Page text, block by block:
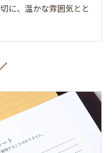
に、温かな雰囲気とと